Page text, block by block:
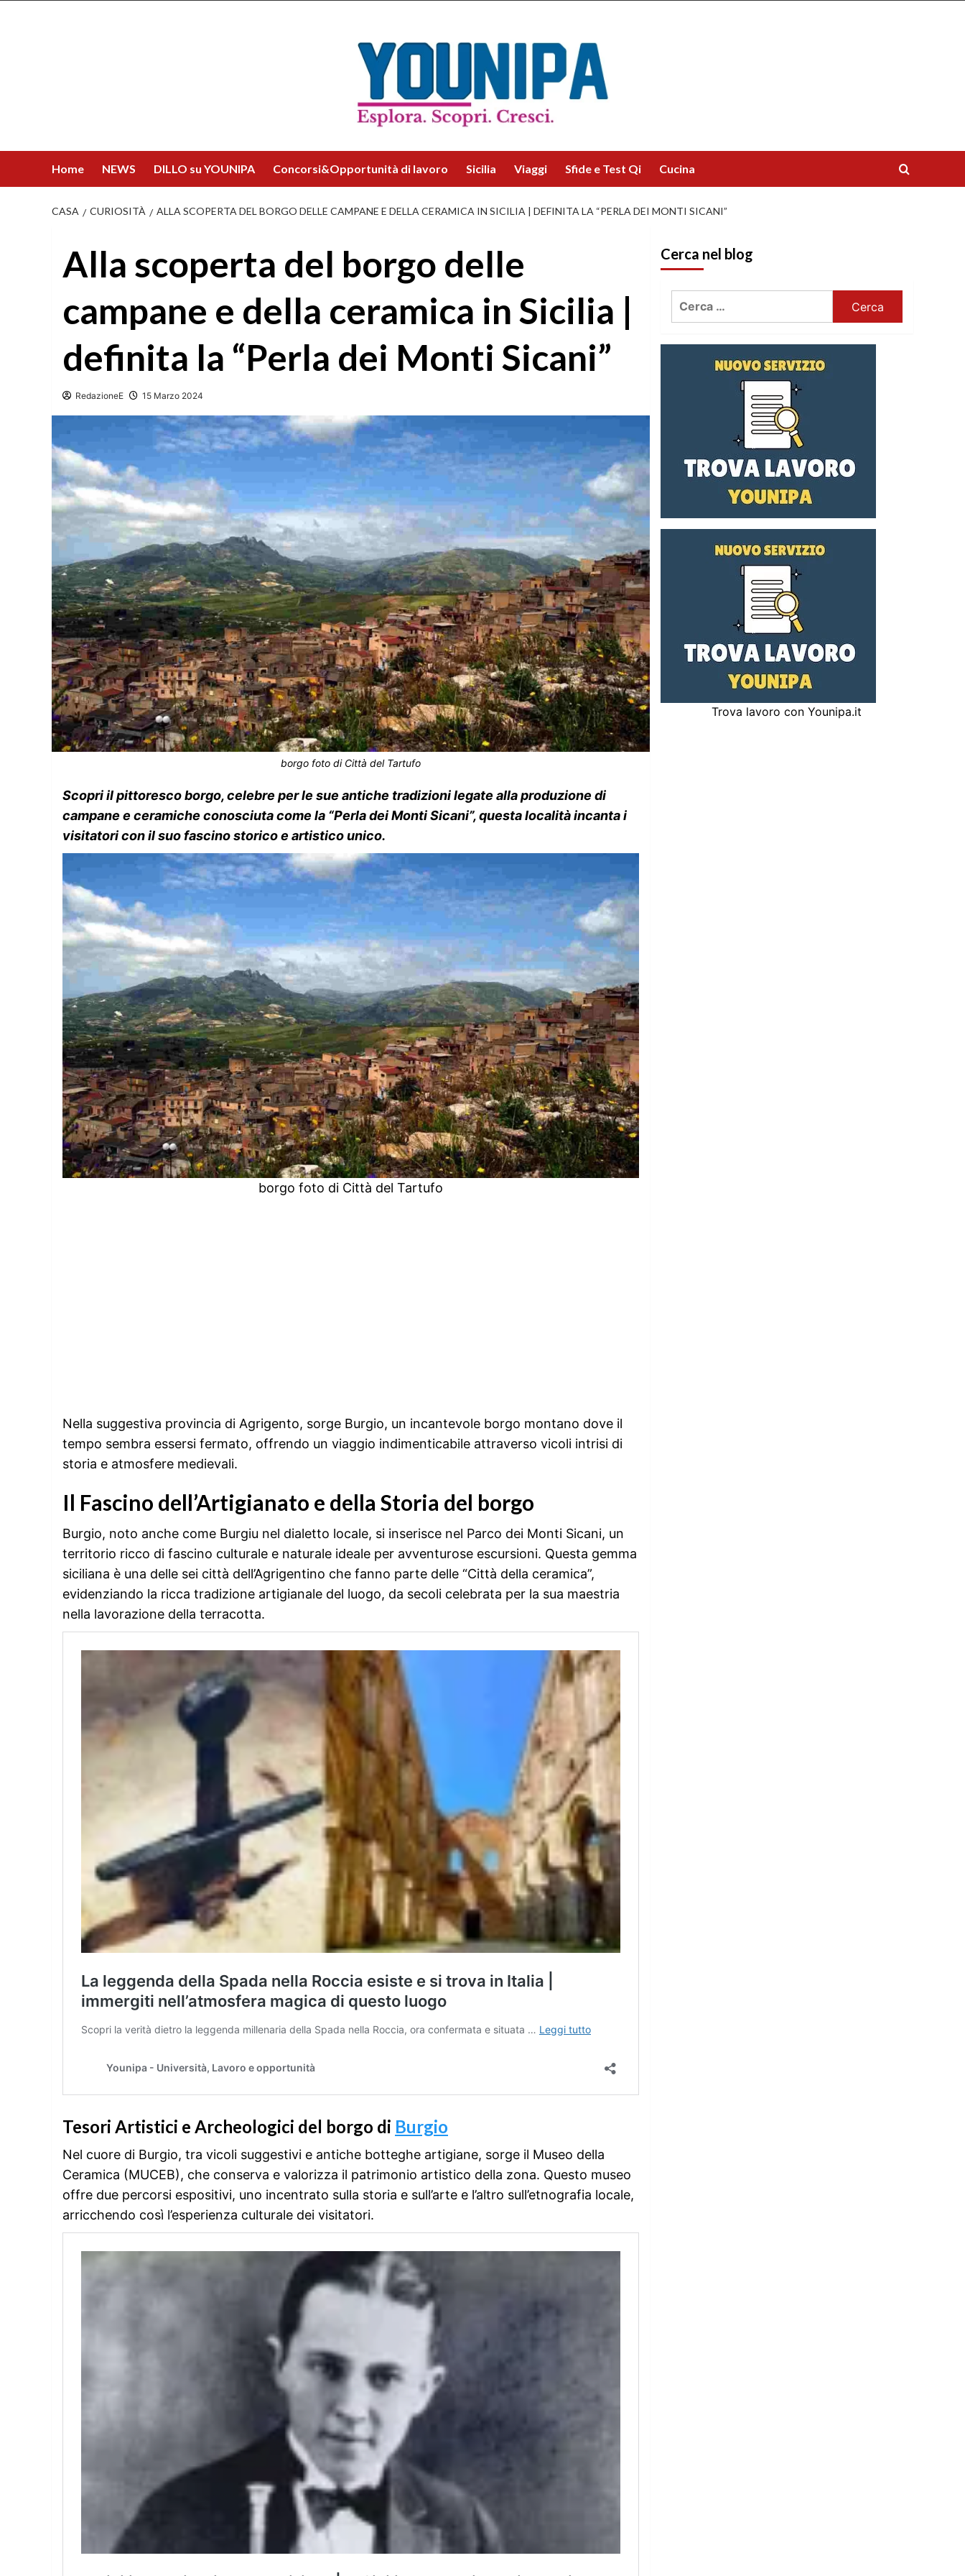
Home NEWS DILLO su YOUNIPA Concorsi&Opportunità di lavoro Sicilia Viaggi Sfide e Test Qi Cucina
CASA CURIOSITÀ ALLA SCOPERTA DEL BORGO DELLE CAMPANE E DELLA CERAMICA IN SICILIA | DEFINITA LA “PERLA DEI MONTI SICANI”
Alla scoperta del borgo delle
campane e della ceramica in Sicilia |
definita la “Perla dei Monti Sicani”
RedazioneE 15 Marzo 2024
borgo foto di Città del Tartufo
Scopri il pittoresco borgo, celebre per le sue antiche tradizioni legate alla produzione di
campane e ceramiche conosciuta come la “Perla dei Monti Sicani”, questa località incanta i
visitatori con il suo fascino storico e artistico unico.
borgo foto di Città del Tartufo
Nella suggestiva provincia di Agrigento, sorge Burgio, un incantevole borgo montano dove il
tempo sembra essersi fermato, offrendo un viaggio indimenticabile attraverso vicoli intrisi di
storia e atmosfere medievali.
Il Fascino dell’Artigianato e della Storia del borgo
Burgio, noto anche come Burgiu nel dialetto locale, si inserisce nel Parco dei Monti Sicani, un
territorio ricco di fascino culturale e naturale ideale per avventurose escursioni. Questa gemma
siciliana è una delle sei città dell’Agrigentino che fanno parte delle “Città della ceramica”,
evidenziando la ricca tradizione artigianale del luogo, da secoli celebrata per la sua maestria
nella lavorazione della terracotta.
Tesori Artistici e Archeologici del borgo di Burgio
Nel cuore di Burgio, tra vicoli suggestivi e antiche botteghe artigiane, sorge il Museo della
Ceramica (MUCEB), che conserva e valorizza il patrimonio artistico della zona. Questo museo
offre due percorsi espositivi, uno incentrato sulla storia e sull’arte e l’altro sull’etnografia locale,
arricchendo così l’esperienza culturale dei visitatori.
Cerca nel blog
Ricerca
Trova lavoro con Younipa.it